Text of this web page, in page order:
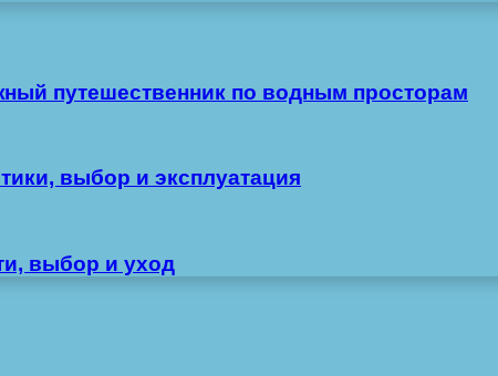
путешественник по водным просторам
выбор и эксплуатация
выбор и уход